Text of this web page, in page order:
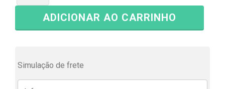
era:
R$ 19,90.
é:
R$ 15,00.
ADICIONAR AO CARRINHO
Simulação de frete